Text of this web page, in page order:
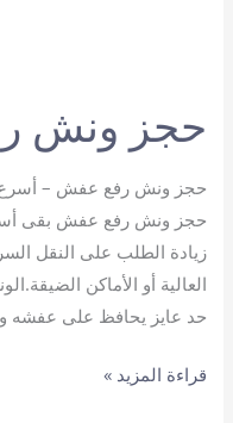
حجز ونش
حجز ونش رفع عفش – أسرع
حجز ونش رفع عفش بقى
زيادة الطلب على النقل
العالية أو الأماكن
حد عايز يحافظ على عفشه
حجز
قراءة المزيد »